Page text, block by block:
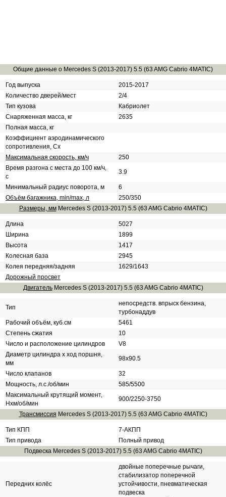
Общие данные о Mercedes S (2013-2017) 5.5 (63 AMG Cabrio 4MATIC)
Год выпуска
2015-2017
Количество дверей/мест
2/4
Тип кузова
Кабриолет
Снаряженная масса, кг
2635
Полная масса, кг
Коэффициент аэродинамического
сопротивления, Сх
Максимальная скорость, км/ч
250
Время разгона с места до 100 км/ч,
с
3.9
Минимальный радиус поворота, м
6
Объём багажника, min/max, л
250/350
Размеры, ммMercedes S (2013-2017) 5.5 (63 AMG Cabrio 4MATIC)
Длина
5027
Ширина
1899
Высота
1417
Колесная база
2945
Колея передняя/задняя
1629/1643
Дорожный просвет
ДвигательMercedes S (2013-2017) 5.5 (63 AMG Cabrio 4MATIC)
Тип
непосредств. впрыск бензина,
турбонаддув
Рабочий объём, куб.см
5461
Степень сжатия
10
Число и расположение цилиндров
V8
Диаметр цилиндра х ход поршня,
мм
98x90.5
Число клапанов
32
Мощность, л.с./об/мин
585/5500
Максимальный крутящий момент,
Нхм/об/мин
900/2250-3750
Трансмиссия Mercedes S (2013-2017) 5.5 (63 AMG Cabrio 4MATIC)
Тип КПП
7-АКПП
Тип привода
Полный привод
Подвеска Mercedes S (2013-2017) 5.5 (63 AMG Cabrio 4MATIC)
Передних колёс
двойные поперечные рычаги,
стабилизатор поперечной
устойчивости, пневматическая
подвеска